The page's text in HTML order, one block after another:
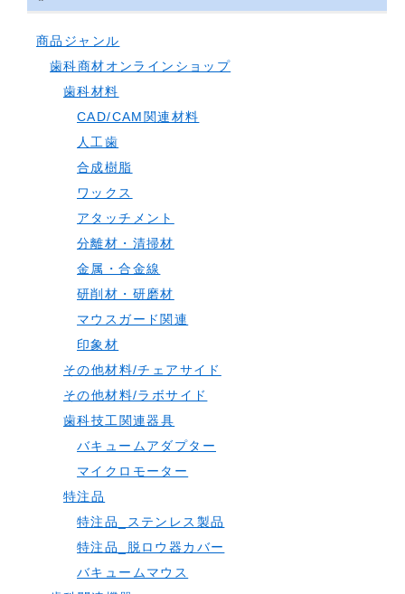
商品ジャンル
歯科商材オンラインショップ
歯科材料
CAD/CAM関連材料
人工歯
合成樹脂
ワックス
アタッチメント
分離材・清掃材
金属・合金線
研削材・研磨材
マウスガード関連
印象材
その他材料/チェアサイド
その他材料/ラボサイド
歯科技工関連器具
バキュームアダプター
マイクロモーター
特注品
特注品_ステンレス製品
特注品_脱ロウ器カバー
バキュームマウス